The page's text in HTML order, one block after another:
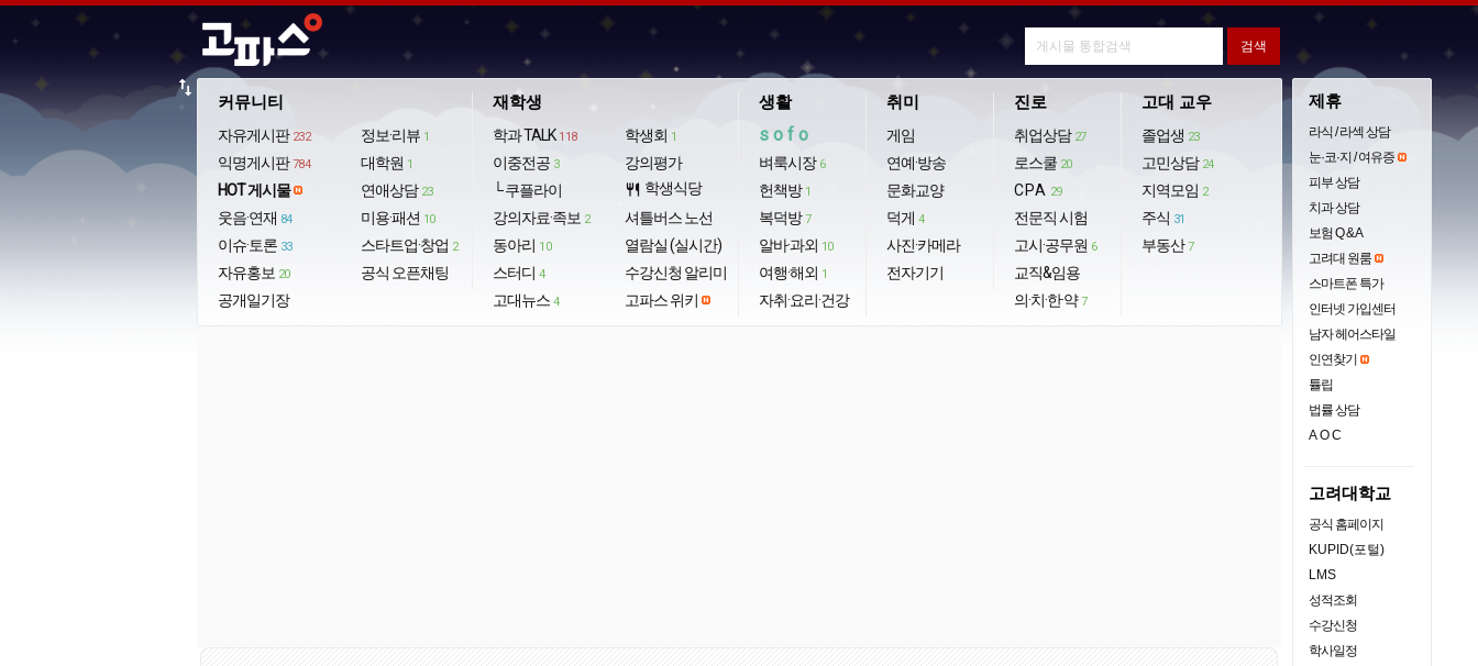
커뮤니티
자유게시판 232
익명게시판 784
HOT 게시물
웃음·연재 84
이슈·토론 33
자유홍보 20
공개일기장
정보·리뷰 1
대학원 1
연애상담 23
미용·패션 10
스타트업·창업 2
공식 오픈채팅
재학생
학과 TALK 118
이중전공 3
└ 쿠플라이
강의자료·족보 2
동아리 10
스터디 4
고대뉴스 4
학생회 1
강의평가
restaurant 학생식당
셔틀버스 노선
열람실 (실시간)
수강신청 알리미
고파스 위키
생활
sofo
벼룩시장 6
헌책방 1
복덕방 7
알바·과외 10
여행·해외 1
자취·요리·건강
취미
게임
연예·방송
문화교양
덕게 4
사진·카메라
전자기기
진로
취업상담 27
로스쿨 20
CPA 29
전문직 시험
고시·공무원 6
교직&임용
의·치·한·약 7
고대 교우
졸업생 23
고민상담 24
지역모임 2
주식 31
부동산 7
import_export
제휴
라식 / 라섹 상담
눈·코·지 / 여유증
피부 상담
치과 상담
보험 Q & A
고려대 원룸
스마트폰 특가
인터넷 가입센터
남자 헤어스타일
인연찾기
튤립
법률 상담
AOC
고려대학교
공식 홈페이지
KUPID(포털)
LMS
성적조회
수강신청
학사일정